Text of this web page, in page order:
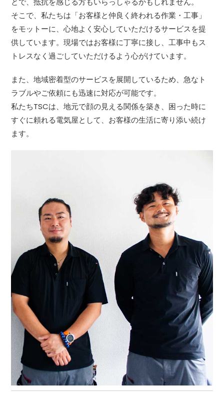
そこで、私たちは「お客様と仲良く終われる作業・工事」
をモットーに、心地よく安心していただけるサービスを提
供しています。現場ではお客様に丁寧に接し、工事中もス
トレスなく過ごしていただけるよう心がけています。
また、地域密着型のサービスを展開しているため、急なト
ラブルやご依頼にも迅速に対応が可能です。
私たちTSCは、地元で顔の見える関係を築き、困った時に
すぐに頼れる電気屋として、お客様の生活に寄り添い続け
ます。